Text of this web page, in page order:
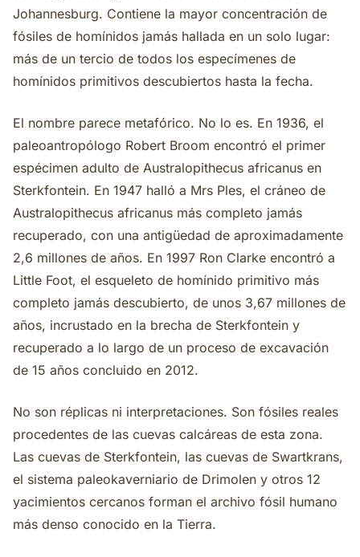
Johannesburg. Contiene la mayor concentración de
fósiles de homínidos jamás hallada en un solo lugar:
más de un tercio de todos los especímenes de
homínidos primitivos descubiertos hasta la fecha.
El nombre parece metafórico. No lo es. En 1936, el
paleoantropólogo Robert Broom encontró el primer
espécimen adulto de Australopithecus africanus en
Sterkfontein. En 1947 halló a Mrs Ples, el cráneo de
Australopithecus africanus más completo jamás
recuperado, con una antigüedad de aproximadamente
2,6 millones de años. En 1997 Ron Clarke encontró a
Little Foot, el esqueleto de homínido primitivo más
completo jamás descubierto, de unos 3,67 millones de
años, incrustado en la brecha de Sterkfontein y
recuperado a lo largo de un proceso de excavación
de 15 años concluido en 2012.
No son réplicas ni interpretaciones. Son fósiles reales
procedentes de las cuevas calcáreas de esta zona.
Las cuevas de Sterkfontein, las cuevas de Swartkrans,
el sistema paleokaverniario de Drimolen y otros 12
yacimientos cercanos forman el archivo fósil humano
más denso conocido en la Tierra.